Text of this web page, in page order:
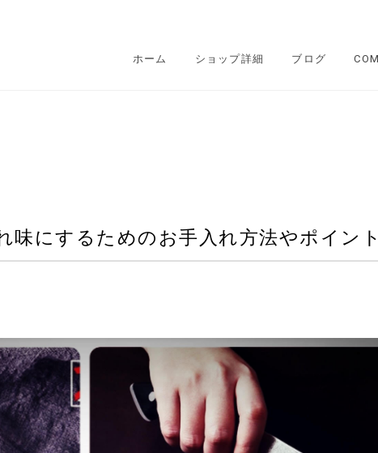
ホーム ショップ詳細 ブログ
味にするためのお手入れ方法やポイン